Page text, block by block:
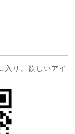
入り、欲しいアイ